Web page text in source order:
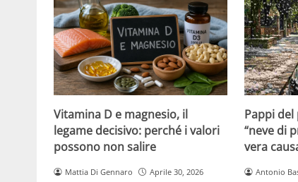
Vitamina D e magnesio, il
legame decisivo: perché i valori
possono non salire
Mattia Di Gennaro Aprile 30, 2026
Pappi
“neve di
vera
Antonio